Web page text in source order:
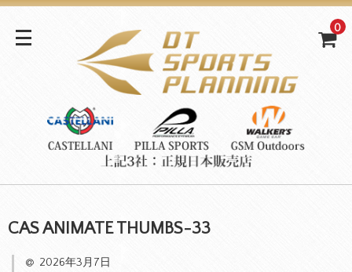
0
CAS ANIMATE THUMBS-33
2026年3月7日